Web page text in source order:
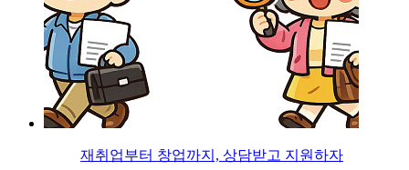
재취업부터 창업까지, 상담받고 지원하자